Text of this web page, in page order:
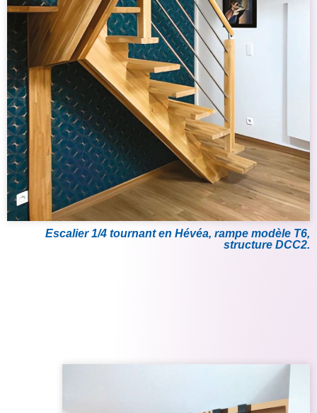
Escalier 1/4 tournant en Hévéa, rampe modèle T6,
structure DCC2.